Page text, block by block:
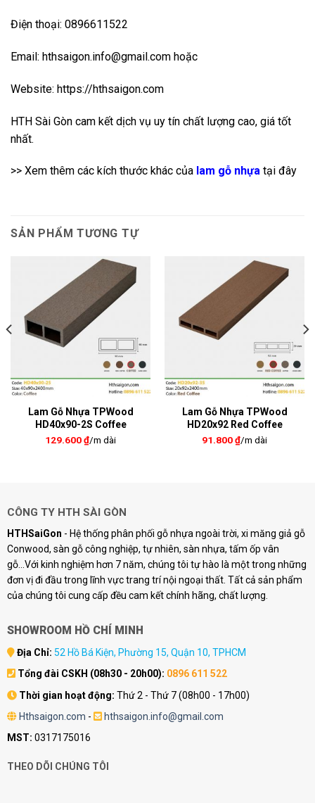
Điện thoại: 0896611522
Email: hthsaigon.info@gmail.com hoặc
Website: https://hthsaigon.com
HTH Sài Gòn cam kết dịch vụ uy tín chất lượng cao, giá tốt
nhất.
>> Xem thêm các kích thước khác của lam gỗ nhựa tại đây
SẢN PHẨM TƯƠNG TỰ
Lam Gỗ Nhựa TPWood
HD40x90-2S Coffee
129.600₫/m dài
Lam Gỗ Nhựa TPWood
HD20x92 Red Coffee
91.800₫/m dài
CÔNG TY HTH SÀI GÒN
HTHSaiGon - Hệ thống phân phối gỗ nhựa ngoài trời, xi măng giả gỗ
Conwood, sàn gỗ công nghiệp, tự nhiên, sàn nhựa, tấm ốp vân
gỗ...Với kinh nghiệm hơn 7 năm, chúng tôi tự hào là một trong những
đơn vị đi đầu trong lĩnh vực trang trí nội ngoại thất. Tất cả sản phẩm
của chúng tôi cung cấp đều cam kết chính hãng, chất lượng.
SHOWROOM HỒ CHÍ MINH
Địa Chỉ: 52 Hồ Bá Kiện, Phường 15, Quận 10, TPHCM
Tổng đài CSKH (08h30 - 20h00): 0896 611 522
Thời gian hoạt động: Thứ 2 - Thứ 7 (08h00 - 17h00)
Hthsaigon.com -
hthsaigon.info@gmail.com
MST: 0317175016
THEO DÕI CHÚNG TÔI